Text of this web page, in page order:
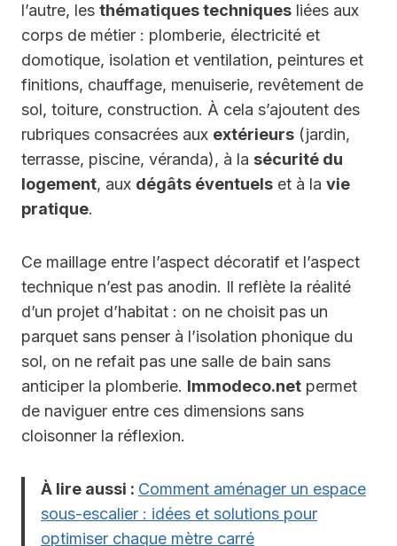
l’autre, les thématiques techniques liées aux
corps de métier : plomberie, électricité et
domotique, isolation et ventilation, peintures et
finitions, chauffage, menuiserie, revêtement de
sol, toiture, construction. À cela s’ajoutent des
rubriques consacrées aux extérieurs (jardin,
terrasse, piscine, véranda), à la sécurité du
logement, aux dégâts éventuels et à la vie
pratique.
Ce maillage entre l’aspect décoratif et l’aspect
technique n’est pas anodin. Il reflète la réalité
d’un projet d’habitat : on ne choisit pas un
parquet sans penser à l’isolation phonique du
sol, on ne refait pas une salle de bain sans
anticiper la plomberie. Immodeco.net permet
de naviguer entre ces dimensions sans
cloisonner la réflexion.
À lire aussi : Comment aménager un espace
sous-escalier : idées et solutions pour
optimiser chaque mètre carré